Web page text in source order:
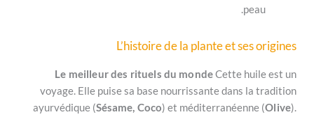
L’histoire de la plante et
Le meilleur des rituels du monde Cette
voyage. Elle puise sa base nourrissante
ayurvédique ( Sésame, Coco) et